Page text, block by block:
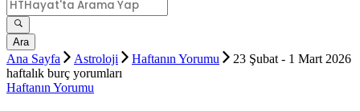
Ara
Ana Sayfa Astroloji Haftanın Yorumu
23 Şubat - 1 Mart 2026
haftalık burç yorumları
Haftanın Yorumu